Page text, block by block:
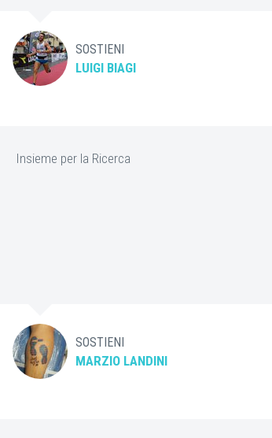
SOSTIENI
LUIGI BIAGI
Insieme per la Ricerca
SOSTIENI
MARZIO LANDINI